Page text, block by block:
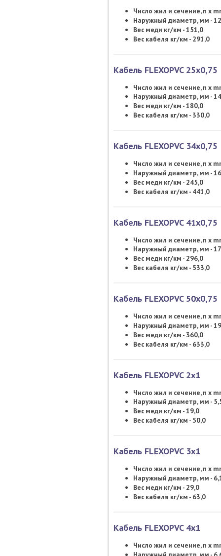
Число жил и сечение, n x
Наружный диаметр, мм -
Вес меди кг/км - 151,0
Вес кабеля кг/км - 291,0
Кабель FLEXOPVC 25х0,75
Число жил и сечение, n x
Наружный диаметр, мм -
Вес меди кг/км - 180,0
Вес кабеля кг/км - 330,0
Кабель FLEXOPVC 34х0,75
Число жил и сечение, n x
Наружный диаметр, мм -
Вес меди кг/км - 245,0
Вес кабеля кг/км - 441,0
Кабель FLEXOPVC 41х0,75
Число жил и сечение, n x
Наружный диаметр, мм -
Вес меди кг/км - 296,0
Вес кабеля кг/км - 533,0
Кабель FLEXOPVC 50х0,75
Число жил и сечение, n x
Наружный диаметр, мм -
Вес меди кг/км - 360,0
Вес кабеля кг/км - 633,0
Кабель FLEXOPVC 2х1
Число жил и сечение, n x
Наружный диаметр, мм -
Вес меди кг/км - 19,0
Вес кабеля кг/км - 50,0
Кабель FLEXOPVC 3х1
Число жил и сечение, n x
Наружный диаметр, мм -
Вес меди кг/км - 29,0
Вес кабеля кг/км - 63,0
Кабель FLEXOPVC 4х1
Число жил и сечение, n x